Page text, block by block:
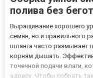
полива без
Выращивание хорошего
семян, но и правильного
шланга часто размывает
корням дышать.
точечной подачи влаги,
адресу. Чтобы собрать